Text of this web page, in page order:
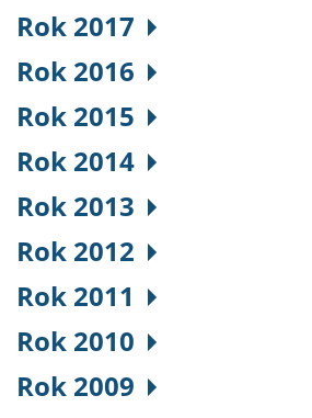
Rok 2017
Rok 2016
Rok 2015
Rok 2014
Rok 2013
Rok 2012
Rok 2011
Rok 2010
Rok 2009